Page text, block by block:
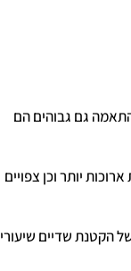
ובהתאמה גם גבוהים הם
יותר וכן צפויים
הקטנת שדיים שיעורי